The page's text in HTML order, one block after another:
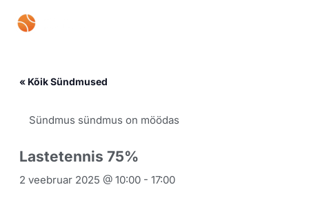
« Kõik Sündmused
Sündmus sündmus on möödas
Lastetennis 75%
2 veebruar 2025 @ 10:00 -17:00